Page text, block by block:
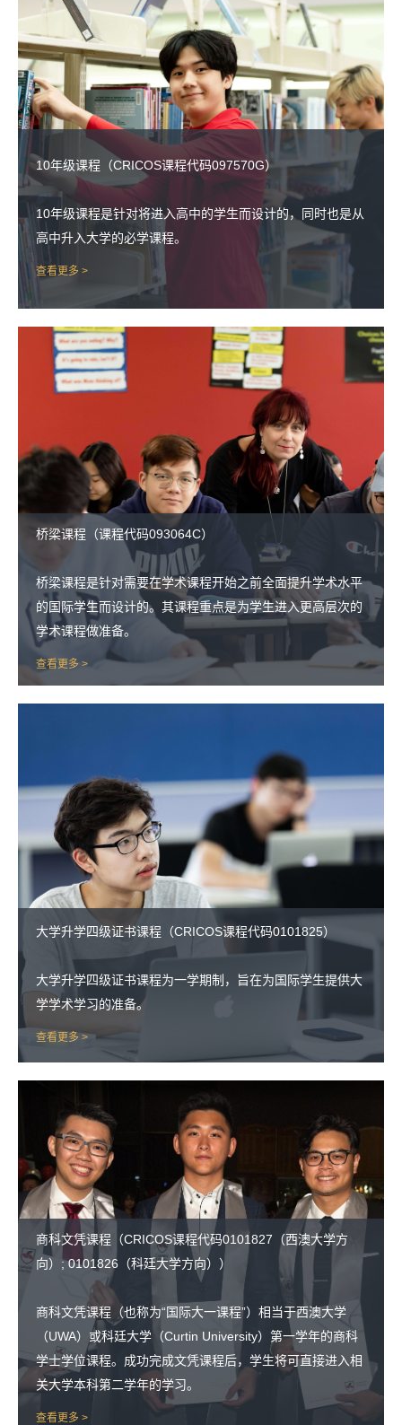
10年级课程（CRICOS课程代码097570G）
10年级课程是针对将进入高中的学生而设计的，同时也是从
高中升入大学的必学课程。
查看更多 >
桥梁课程（课程代码093064C）
桥梁课程是针对需要在学术课程开始之前全面提升学术水平
的国际学生而设计的。其课程重点是为学生进入更高层次的
学术课程做准备。
查看更多 >
大学升学四级证书课程（CRICOS课程代码0101825）
大学升学四级证书课程为一学期制，旨在为国际学生提供大
学学术学习的准备。
查看更多 >
商科文凭课程（CRICOS课程代码0101827（西澳大学方
向）; 0101826（科廷大学方向））
商科文凭课程（也称为“国际大一课程”）相当于西澳大学
（UWA）或科廷大学（Curtin University）第一学年的商科
学士学位课程。成功完成文凭课程后，学生将可直接进入相
关大学本科第二学年的学习。
查看更多 >